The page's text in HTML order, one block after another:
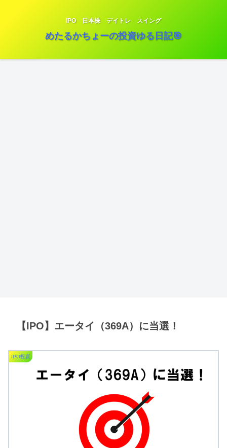
IPO 日本株 デイトレ スイング
めたるかちょーの投資ゆる日記🎯
【IPO】エータイ（369A）に当選！
IPO投資